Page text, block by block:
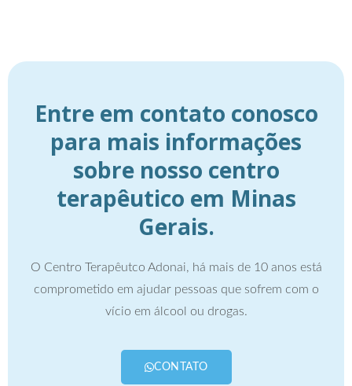
Entre em contato conosco
para mais informações
sobre nosso centro
terapêutico em Minas
Gerais.
O Centro Terapêutco Adonai, há mais de 10 anos está
comprometido em ajudar pessoas que sofrem com o
vício em álcool ou drogas.
CONTATO